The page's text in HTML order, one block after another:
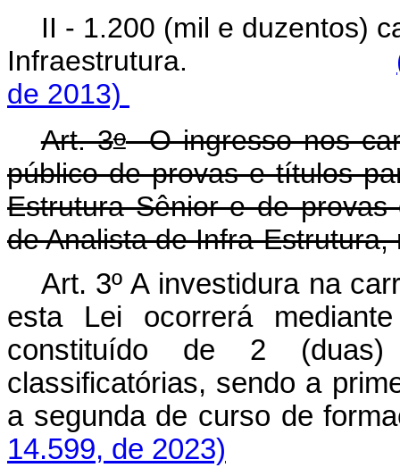
II - 1.200 (mil e duzentos)
Infraestrutura.
de 2013)
Art. 3oO ingresso nos
público de provas e títulos
Estrutura Sênior e de
de Analista de Infra-
Art. 3º A investidura na
esta Lei ocorrerá
constituído de 2
classificatórias, sendo a
a segunda de curso de
14.599, de 2023)